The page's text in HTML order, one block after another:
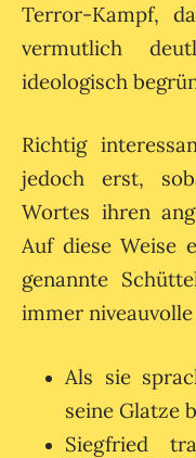
Terror-Kampf,
vermutlich
ideologisch
Richtig
jedoch erst,
Wortes ihren
Auf diese Weise
genannte
immer
Als sie
seine Glatze
Siegfried